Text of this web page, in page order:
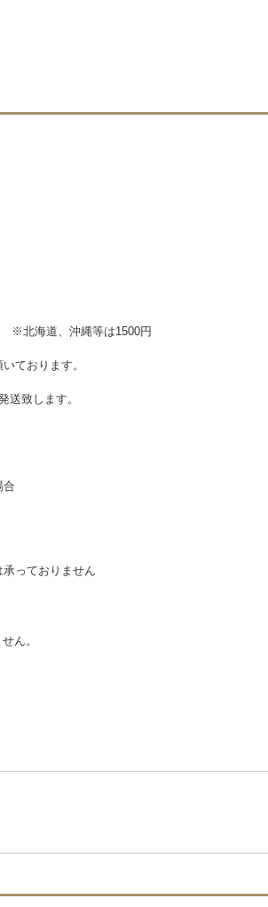
※北海道、沖縄等は1500円
ております。
送致します。
合
っておりません
ん。